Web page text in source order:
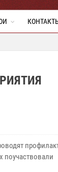
поучаствовали